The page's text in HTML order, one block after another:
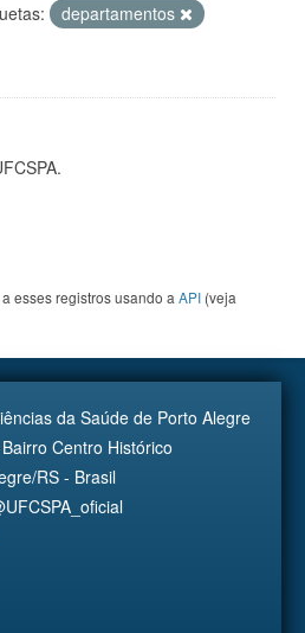
departamentos
esses registros usando a API (veja
da Saúde de Porto Alegre
Centro Histórico
RS - Brasil